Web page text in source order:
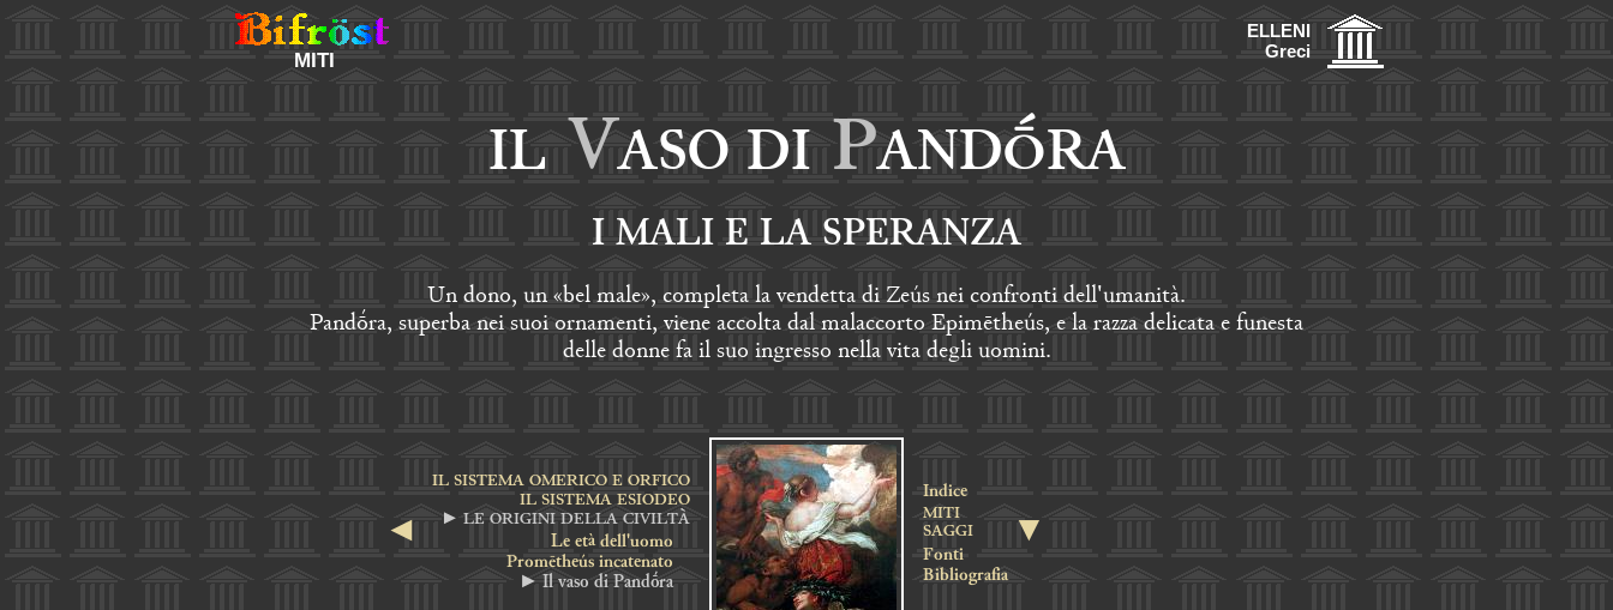
MITI
ELLENI
Greci
IL VASO DI PANDṒRA
I MALI E LA SPERANZA
Un dono, un «bel male», completa la vendetta di Zeús nei confronti dell'umanità.
Pandṓra, superba nei suoi ornamenti, viene accolta dal malaccorto Epimētheús, e la razza delicata e funesta
delle donne fa il suo ingresso nella vita degli uomini.
◄
IL SISTEMA OMERICO E ORFICO
IL SISTEMA ESIODEO
► LE ORIGINI DELLA CIVILTÀ
Le età dell'uomo
Promētheús incatenato
► Il vaso di Pandṓra
Indice
▼
MITI
SAGGI
Fonti
Bibliografia